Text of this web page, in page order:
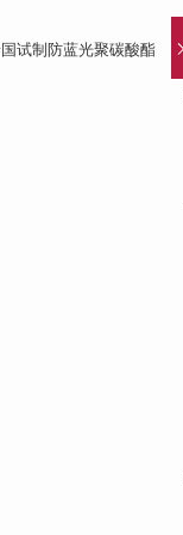
试制防蓝光聚碳酸酯